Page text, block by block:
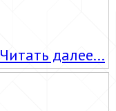
Читать далее...